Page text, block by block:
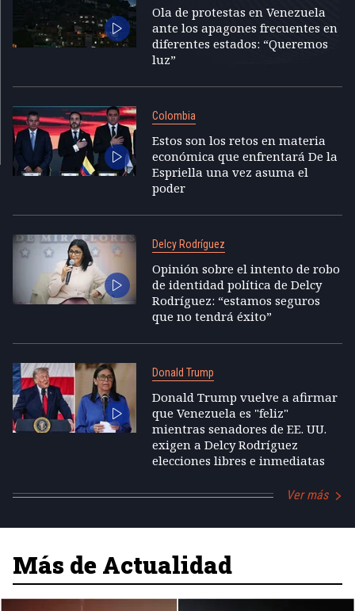
Ola de protestas en Venezuela
ante los apagones frecuentes en
diferentes estados: “Queremos
luz”
Colombia
Estos son los retos en materia
económica que enfrentará De la
Espriella una vez asuma el
poder
Delcy Rodríguez
Opinión sobre el intento de robo
de identidad política de Delcy
Rodríguez: “estamos seguros
que no tendrá éxito”
Donald Trump
Donald Trump vuelve a afirmar
que Venezuela es "feliz"
mientras senadores de EE. UU.
exigen a Delcy Rodríguez
elecciones libres e inmediatas
Ver más
Más de Actualidad